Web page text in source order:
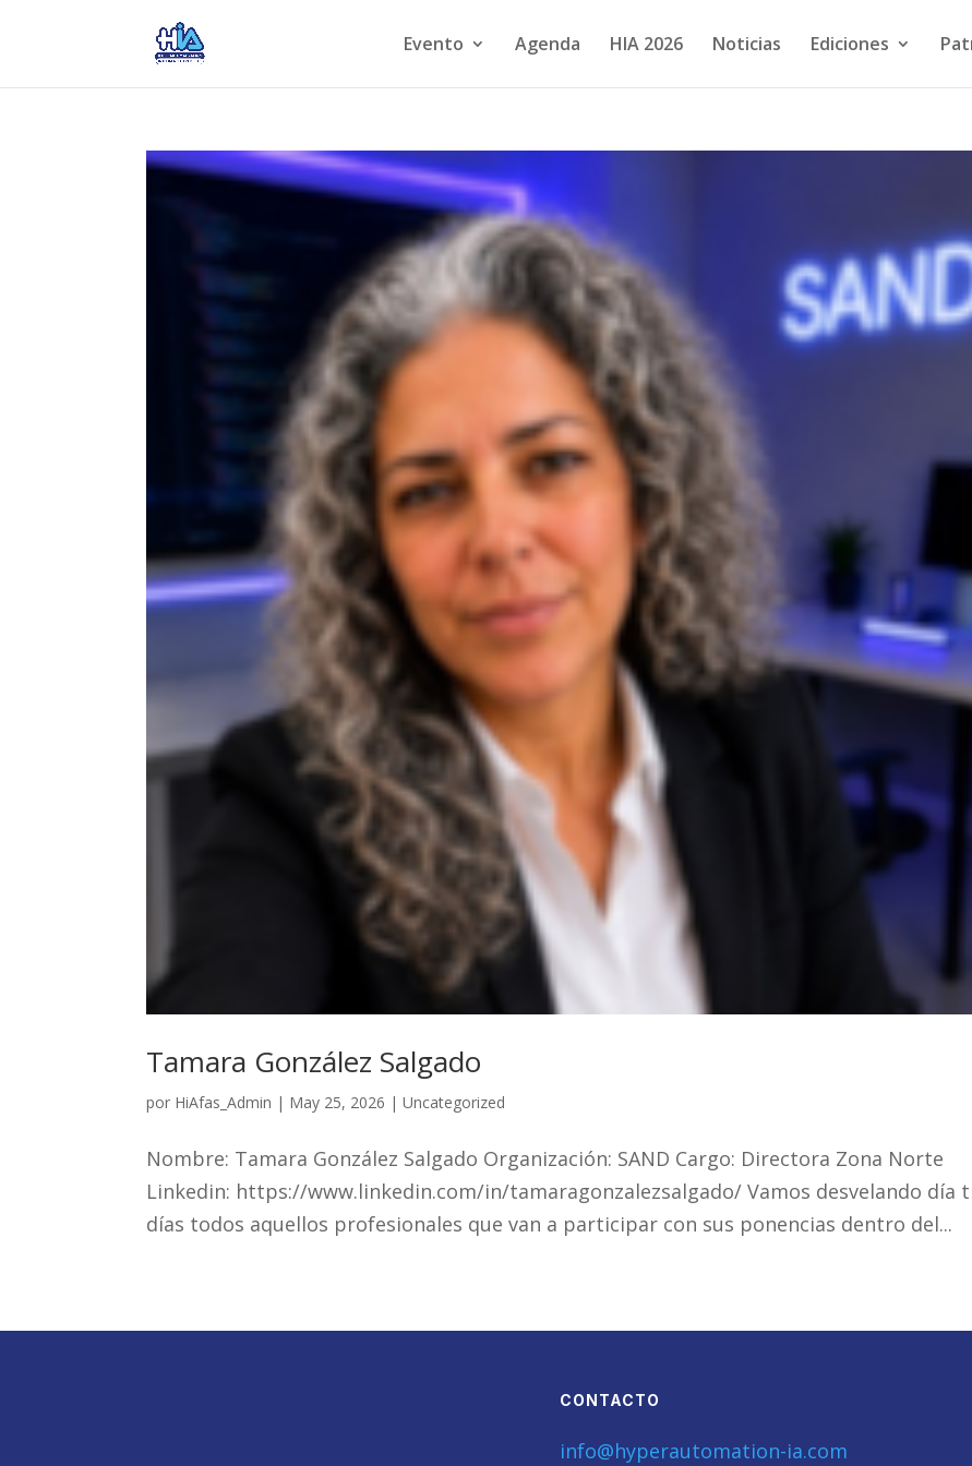
Evento Agenda HIA 2026 Noticias Ediciones
Tamara González Salgado
por HiAfas_Admin | May 25, 2026 |Uncategorized
Nombre: Tamara González Salgado Organización: SAND Cargo: Directora Zona Norte
Linkedin: https://www.linkedin.com/in/tamaragonzalezsalgado/ Vamos desvelando día
días todos aquellos profesionales que van a participar con sus ponencias dentro del...
CONTACTO
info@hyperautomation-ia.com